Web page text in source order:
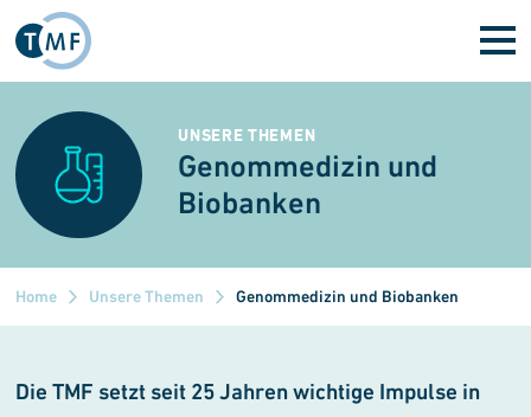
Direkt zum Inhalt
UNSERE THEMEN
Genommedizin und
Biobanken
Home Unsere Themen Genommedizin und Biobanken
Die TMF setzt seit 25 Jahren wichtige Impulse in